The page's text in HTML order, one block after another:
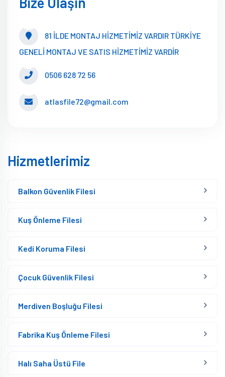
81 İLDE MONTAJ HİZMETİMİZ VARDIR TÜRKİYE
GENELİ MONTAJ VE SATIS HİZMETİMİZ VARDİR
0506 628 72 56
atlasfile72@gmail.com
Hizmetlerimiz
Balkon Güvenlik Filesi
Kuş Önleme Filesi
Kedi Koruma Filesi
Çocuk Güvenlik Filesi
Merdiven Boşluğu Filesi
Fabrika Kuş Önleme Filesi
Halı Saha Üstü File